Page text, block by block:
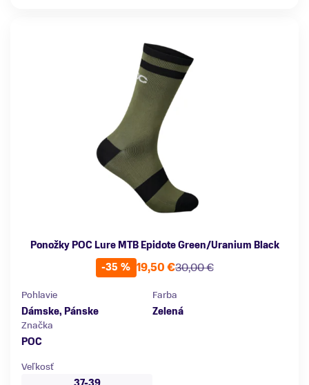
Ponožky POC Lure MTB Epidote Green/Uranium Black
-35 %
30,00 €
19,50 €
Pohlavie
Dámske, Pánske
Farba
Zelená
Značka
POC
Veľkosť